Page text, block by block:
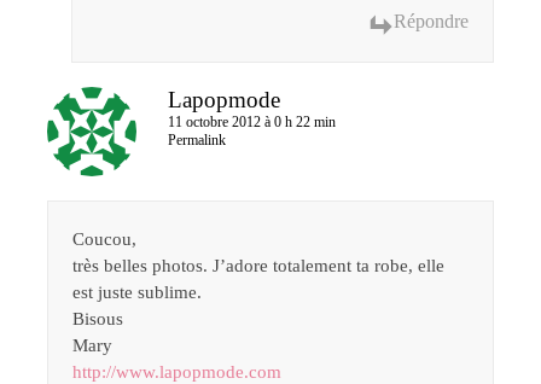
Répondre
Lapopmode
11 octobre 2012 à 0 h 22 min
Permalink
Coucou,
très belles photos. J’adore totalement ta robe, elle
est juste sublime.
Bisous
Mary
http://www.lapopmode.com